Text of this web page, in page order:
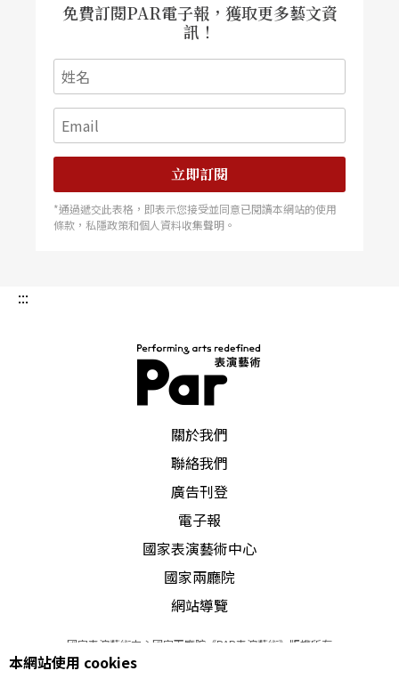
作品於去年六月在倫敦灌錄的世界首演CD（SK482
擔任獨奏的俄裔大提琴大師羅斯卓波維契（Rostrop
ovich）的複雜心聲。
這位今年已六十五歲的大提琴家，最近已正式宣
佈，一九九四年將會辭去美國國家交響樂團音樂總
監的職位，以便騰出更多的時間，爲百廢待興的俄
〔日本〕
日本擧辦齋藤紀念音樂會
在東京西北一百七十七公里，以溫泉及古堡聞名的
松本市，將於九月上旬舉行爲期兩周的齋藤紀念音
樂節。今年五十七歲的日本指揮家，波士頓交響樂
小澤征爾 ，將會返回日本主持大局，
並會指揮齋藤紀念交響樂團演出中的四場音樂會。
（Hideo Saito）是日本著名音樂教育家，
是東京恫朋學園（Tokyo's Toho School）的創辦
人，小澤征爾於一九五九年在該校以作曲及指揮首
免費訂閱PAR電子報，獲取更多藝文資
訊！
立即訂閱
*通過遞交此表格，即表示您接受並同意已閱讀本網站的使用
條款，私隱政策和個人資料收集聲明。
:::
關於我們
聯絡我們
廣告刊登
電子報
國家表演藝術中心
國家兩廳院
網站導覽
國家表演藝術中心國家兩廳院《PAR表演藝術》版權所有
© 2022Performing arts redefined. All Rights Reserved
本網站使用 cookies